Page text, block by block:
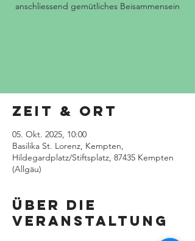
anschliessend gemütliches Beisammensein
Zeit & Ort
05. Okt. 2025, 10:00
Basilika St. Lorenz, Kempten,
Hildegardplatz/Stiftsplatz, 87435 Kempten
(Allgäu)
Über die
Veranstaltung